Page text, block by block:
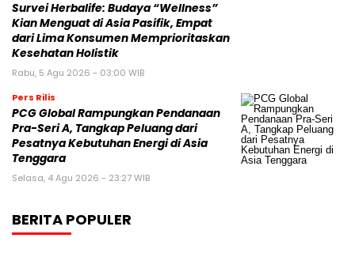
Survei Herbalife: Budaya “Wellness”
Kian Menguat di Asia Pasifik, Empat
dari Lima Konsumen Memprioritaskan
Kesehatan Holistik
Rabu, 5 Agu 2026 - 03:00 WIB
Pers Rilis
PCG Global Rampungkan Pendanaan
Pra-Seri A, Tangkap Peluang dari
Pesatnya Kebutuhan Energi di Asia
Tenggara
Selasa, 4 Agu 2026 - 23:27 WIB
BERITA POPULER